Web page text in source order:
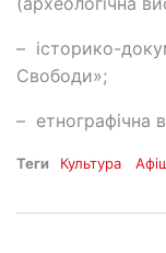
– історико-
Свободи»;
– етнографічна
Теги Культура